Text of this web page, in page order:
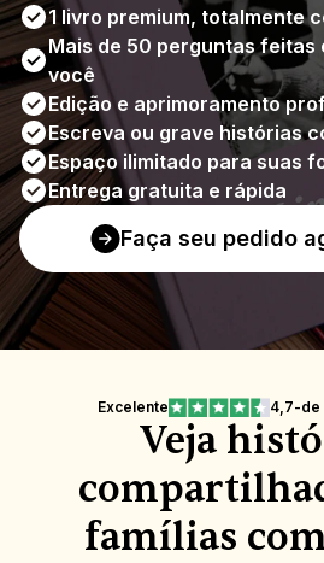
Excelente 4,7-de
Veja
famílias
1 livro premium, totalmente
Mais de 50 perguntas feitas
você
Edição e aprimoramento
Escreva ou grave histórias
Espaço ilimitado para suas
Entrega gratuita e rápida
Faça seu pedido